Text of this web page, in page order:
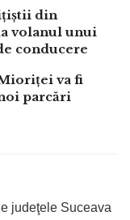
din
volanul unui
conducere
va fi
parcări
judeţele Suceava